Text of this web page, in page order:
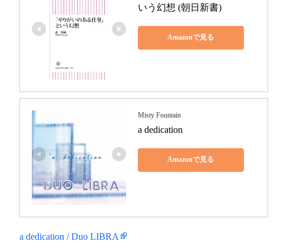
いう幻想 (朝日新書)
Amazonで見る
Misty Fountain
a dedication
Amazonで見る
a dedication / Duo LIBRA